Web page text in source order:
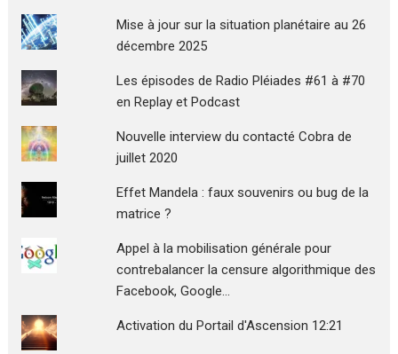
Mise à jour sur la situation planétaire au 26
décembre 2025
Les épisodes de Radio Pléiades #61 à #70
en Replay et Podcast
Nouvelle interview du contacté Cobra de
juillet 2020
Effet Mandela : faux souvenirs ou bug de la
matrice ?
Appel à la mobilisation générale pour
contrebalancer la censure algorithmique des
Facebook, Google...
Activation du Portail d'Ascension 12:21